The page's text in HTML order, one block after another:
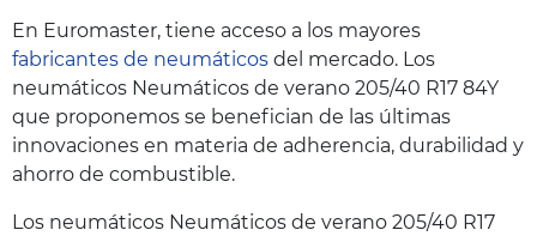
En Euromaster, tiene acceso a los mayores
fabricantes de neumáticos del mercado. Los
neumáticos Neumáticos de verano 205/40 R17 84Y
que proponemos se benefician de las últimas
innovaciones en materia de adherencia, durabilidad y
ahorro de combustible.
Los neumáticos Neumáticos de verano 205/40 R17